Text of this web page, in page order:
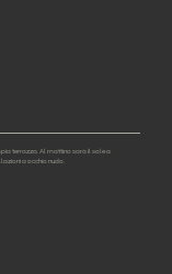
terrazza. Al mattino sarà il sole a
a occhio nudo.